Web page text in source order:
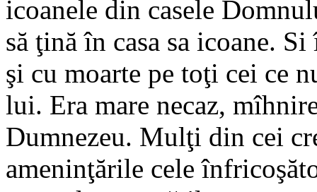
icoanele din casele
să ţină în casa sa icoane.
şi cu moarte pe toţi cei ce
lui. Era mare necaz,
Dumnezeu. Mulţi din cei
ameninţările cele